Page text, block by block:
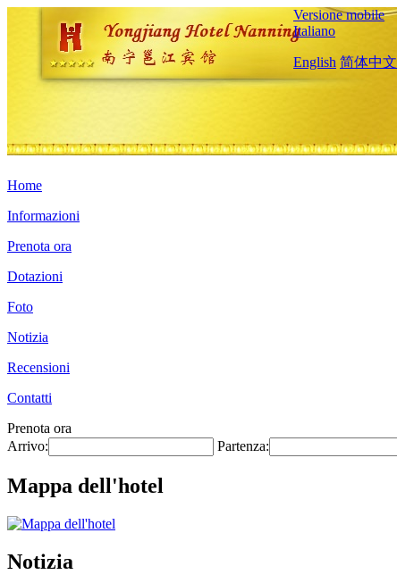
Versione mobile
Italiano
English 简体中文
Home
Informazioni
Prenota ora
Dotazioni
Foto
Notizia
Recensioni
Contatti
Prenota ora
Arrivo:
Partenza:
Mappa dell'hotel
Notizia